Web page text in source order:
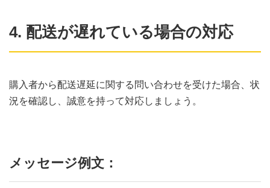
4. 配送が遅れている場合の対応
購入者から配送遅延に関する問い合わせを受けた場合、状
況を確認し、誠意を持って対応しましょう。
メッセージ例文：